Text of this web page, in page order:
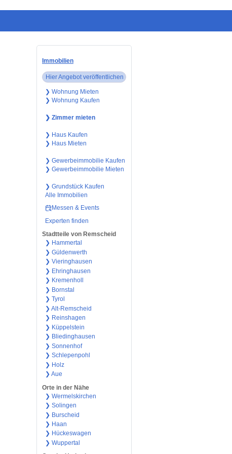
Immobilien
Hier Angebot veröffentlichen
❯ Wohnung Mieten
❯ Wohnung Kaufen
❯ Zimmer mieten
❯ Haus Kaufen
❯ Haus Mieten
❯ Gewerbeimmobilie Kaufen
❯ Gewerbeimmobilie Mieten
❯ Grundstück Kaufen
Alle Immobilien
Messen & Events
Experten finden
Stadtteile von Remscheid
❯ Hammertal
❯ Güldenwerth
❯ Vieringhausen
❯ Ehringhausen
❯ Kremenholl
❯ Bornstal
❯ Tyrol
❯ Alt-Remscheid
❯ Reinshagen
❯ Küppelstein
❯ Bliedinghausen
❯ Sonnenhof
❯ Schlepenpohl
❯ Holz
❯ Aue
Orte in der Nähe
❯ Wermelskirchen
❯ Solingen
❯ Burscheid
❯ Haan
❯ Hückeswagen
❯ Wuppertal